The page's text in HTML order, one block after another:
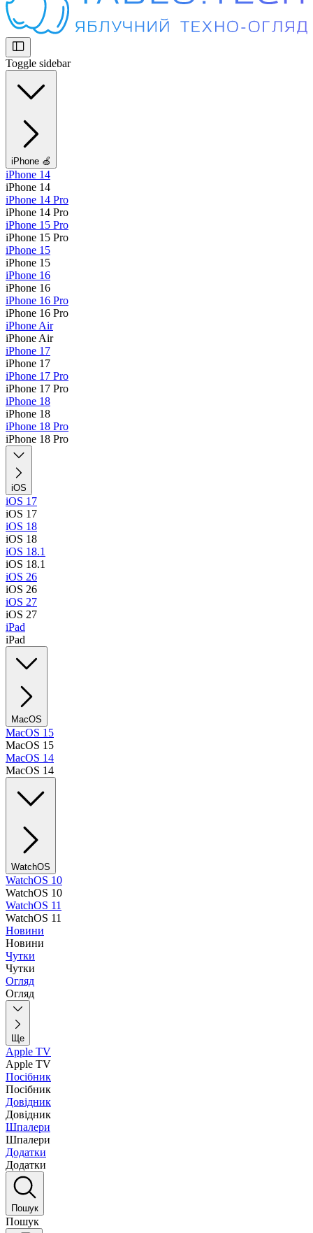
Toggle sidebar
iPhone 🍏
iPhone 14
iPhone 14
iPhone 14 Pro
iPhone 14 Pro
iPhone 15 Pro
iPhone 15 Pro
iPhone 15
iPhone 15
iPhone 16
iPhone 16
iPhone 16 Pro
iPhone 16 Pro
iPhone Air
iPhone Air
iPhone 17
iPhone 17
iPhone 17 Pro
iPhone 17 Pro
iPhone 18
iPhone 18
iPhone 18 Pro
iPhone 18 Pro
iOS
iOS 17
iOS 17
iOS 18
iOS 18
iOS 18.1
iOS 18.1
iOS 26
iOS 26
iOS 27
iOS 27
iPad
iPad
MacOS
MacOS 15
MacOS 15
MacOS 14
MacOS 14
WatchOS
WatchOS 10
WatchOS 10
WatchOS 11
WatchOS 11
Новини
Новини
Чутки
Чутки
Огляд
Огляд
Ще
Apple TV
Apple TV
Посібник
Посібник
Довідник
Довідник
Шпалери
Шпалери
Додатки
Додатки
Пошук
Пошук